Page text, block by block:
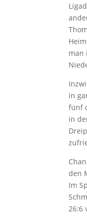
man
in
fünf
in
den
Im
26:6